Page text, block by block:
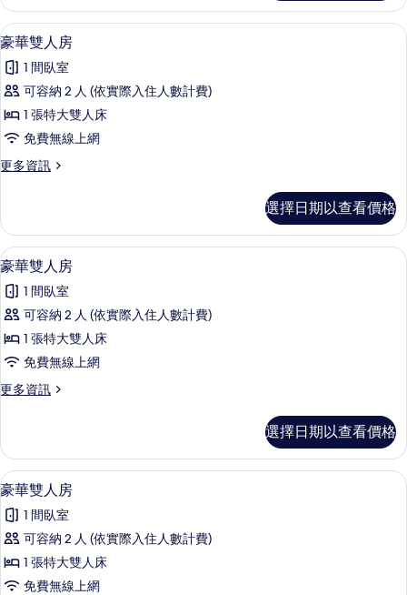
有
相
片
雙
人
房
詳
情
顯
示
豪
華
雙
房
所
有
相
片
10
豪華雙人房
1 間臥室
可容納 2 人 (依實際入住人數計費)
1 張特大雙人床
免費無線上網
更多資訊
更
雙
人
房
詳
情
選擇日期以查看價格
顯
示
豪
華
雙
房
所
有
相
片
10
豪華雙人房
1 間臥室
可容納 2 人 (依實際入住人數計費)
1 張特大雙人床
免費無線上網
更多資訊
更
雙
人
房
詳
情
選擇日期以查看價格
顯
示
豪
華
雙
10
豪華雙人房
1 間臥室
可容納 2 人 (依實際入住人數計費)
1 張特大雙人床
免費無線上網